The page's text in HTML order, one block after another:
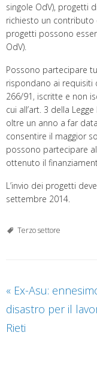
singole OdV), progetti
richiesto un contributo
progetti possono
OdV).
Possono partecipare
rispondano ai requisiti
266/91‚ iscritte e non
cui all’art. 3 della
oltre un anno a far
consentire il maggior
possono partecipare
ottenuto il
L’invio dei progetti
settembre 2014.
Terzo settore
« Ex-Asu:
disastro per il
Rieti